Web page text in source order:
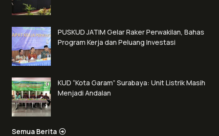
PUSKUD JATIM Gelar Raker Perwakilan, Bahas
Program Kerja dan Peluang Investasi
KUD “Kota Garam” Surabaya: Unit Listrik Masih
Menjadi Andalan
Semua Berita